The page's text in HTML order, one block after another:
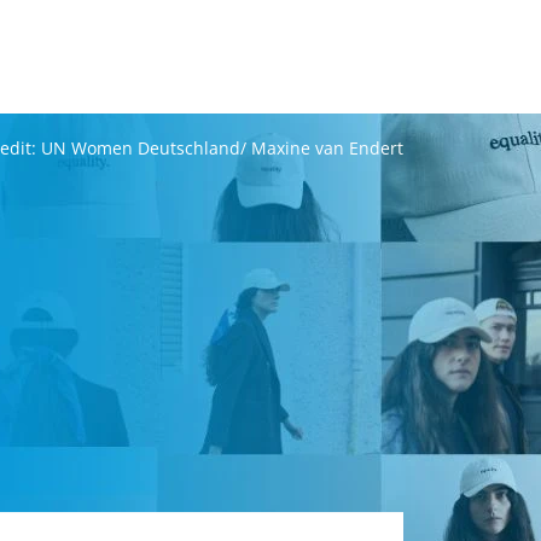
UN Women Deutschland/ Maxine van Endert